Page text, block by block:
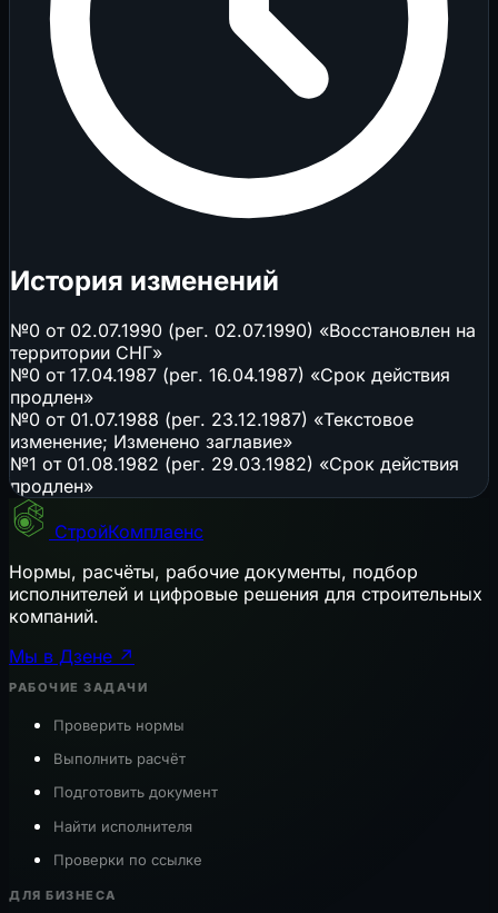
История изменений
№0 от 02.07.1990 (рег. 02.07.1990) «Восстановлен на
территории СНГ»
№0 от 17.04.1987 (рег. 16.04.1987) «Срок действия
продлен»
№0 от 01.07.1988 (рег. 23.12.1987) «Текстовое
изменение; Изменено заглавие»
№1 от 01.08.1982 (рег. 29.03.1982) «Срок действия
продлен»
СтройКомплаенс
Нормы, расчёты, рабочие документы, подбор
исполнителей и цифровые решения для строительных
компаний.
Мы в Дзене ↗
РАБОЧИЕ ЗАДАЧИ
Проверить нормы
Выполнить расчёт
Подготовить документ
Найти исполнителя
Проверки по ссылке
ДЛЯ БИЗНЕСА